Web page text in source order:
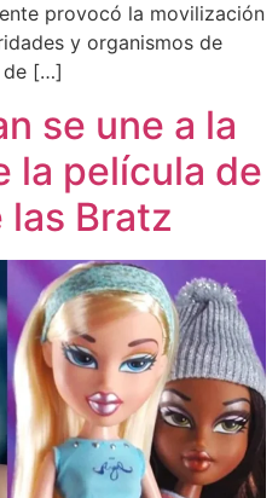
provocó la movilización
y organismos de
de […]
se une a la
la película de
las Bratz